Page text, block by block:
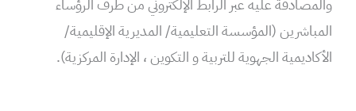
المباشرين (المؤسسة التعليمية/ المديرية الإقليمية/
الأكاديمية الجهوية للتربية و التكوين ، الإدارة المركزية).